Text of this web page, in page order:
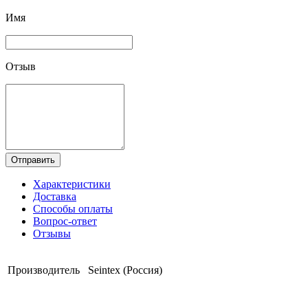
Имя
Отзыв
Отправить
Характеристики
Доставка
Способы оплаты
Вопрос-ответ
Отзывы
Производитель Seintex (Россия)